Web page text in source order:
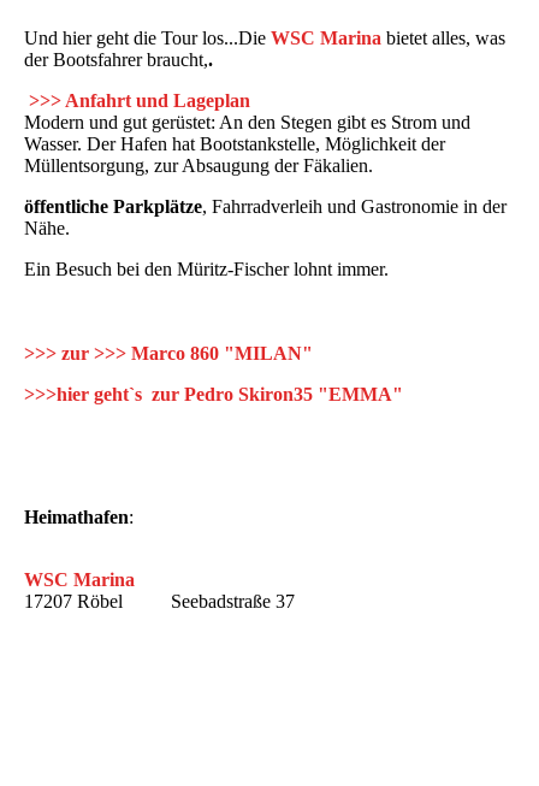
Und hier geht die Tour los...Die WSC Marina bietet alles, was
der Bootsfahrer braucht,.
>>> Anfahrt und Lageplan
Modern und gut gerüstet: An den Stegen gibt es Strom und
Wasser. Der Hafen hat Bootstankstelle, Möglichkeit der
Müllentsorgung, zur Absaugung der Fäkalien.
öffentliche Parkplätze, Fahrradverleih und Gastronomie in der
Nähe.
Ein Besuch bei den Müritz-Fischer lohnt immer.
>>> zur >>> Marco 860 "MILAN"
>>>hier geht`s zur Pedro Skiron35 "EMMA"
Heimathafen:
WSC Marina
17207 Röbel Seebadstraße 37